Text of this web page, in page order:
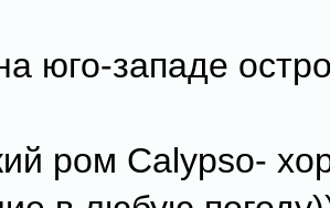
юго-западе
ром Calypso-